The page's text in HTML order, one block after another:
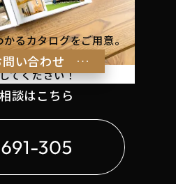
い合わせ
るカタログをご用意。
のヒントを
てください！
談はこちら